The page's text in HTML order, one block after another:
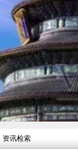
资讯检索